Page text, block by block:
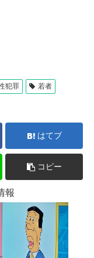
犯罪 若者
はてブ
コピー
報